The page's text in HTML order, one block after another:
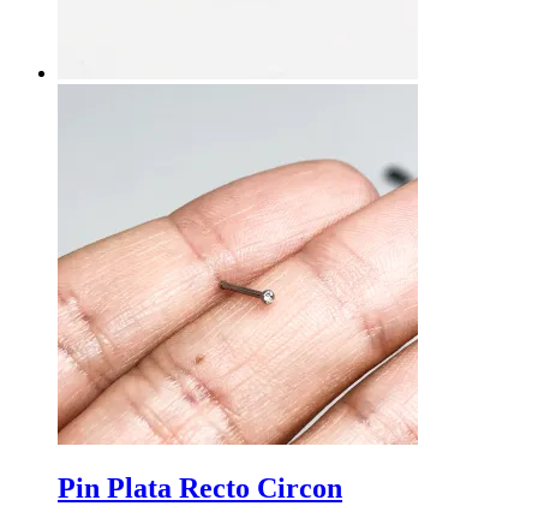
Pin Plata Recto Circon